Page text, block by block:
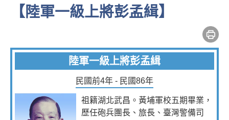
【陸軍一級上將彭孟緝】
陸軍一級上將彭孟緝
民國前4年 - 民國86年
祖籍湖北武昌。黃埔軍校五期畢業，
歷任砲兵團長、旅長、臺灣警備司